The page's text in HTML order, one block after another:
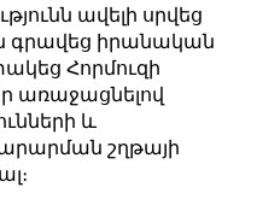
ավելի սրվեց
գրավեց իրանական
Հորմուզի
առաջացնելով
և
շղթայի